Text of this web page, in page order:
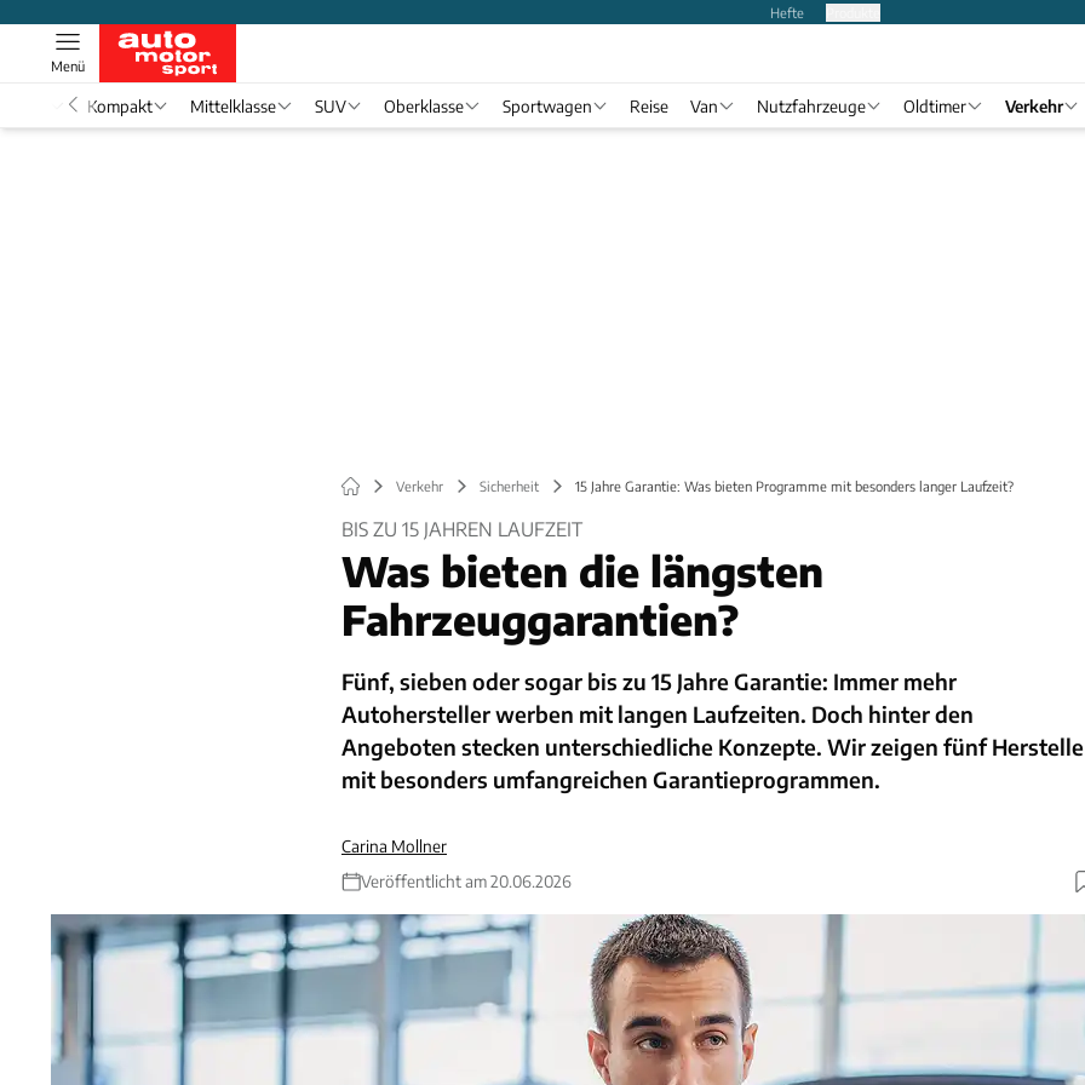
Hefte
Menü
Kompakt Mittelklasse SUV Oberklasse Sportwagen Reise Van Nutzfahrzeuge Oldtimer Verkehr
Verkehr Sicherheit 15 Jahre Garantie: Was bieten Programme mit besonders langer Laufzeit?
BIS ZU 15 JAHREN LAUFZEIT
Was bieten die längsten
Fahrzeuggarantien?
Fünf, sieben oder sogar bis zu 15 Jahre Garantie: Immer mehr
Autohersteller werben mit langen Laufzeiten. Doch hinter den
Angeboten stecken unterschiedliche Konzepte. Wir zeigen fünf
mit besonders umfangreichen Garantieprogrammen.
Carina Mollner
Veröffentlicht am 20.06.2026